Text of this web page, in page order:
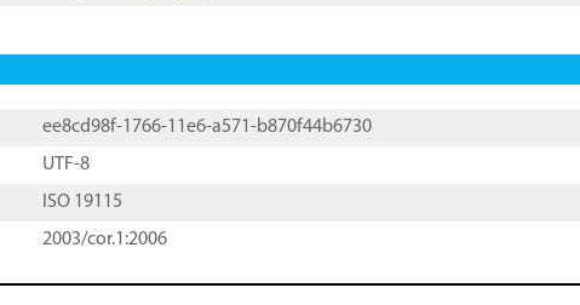
ee8cd98f-1766-11e6-a571-b870f44b6730
UTF-8
ISO 19115
2003/cor.1:2006